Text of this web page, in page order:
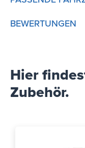
BEWERTUNGEN
Hier
Zubehör.